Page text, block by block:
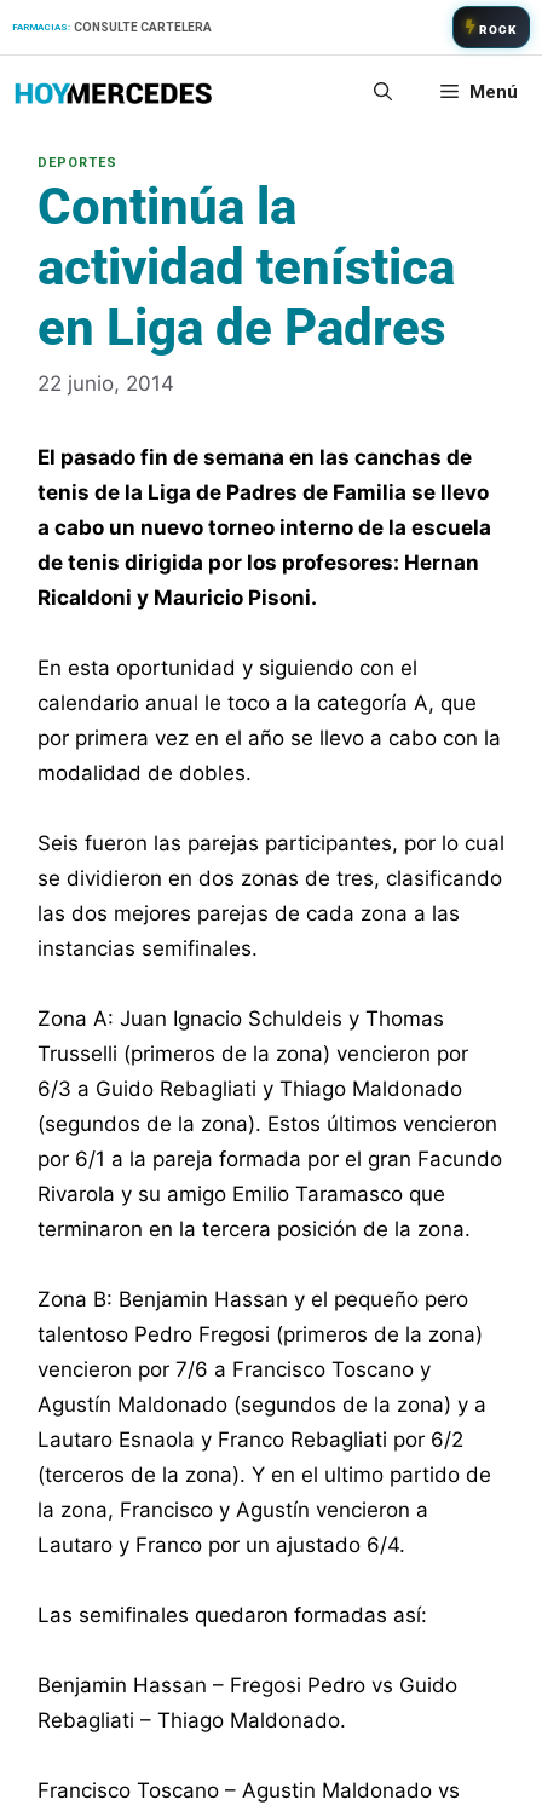
FARMACIAS: CONSULTE CARTELERA ROCK
Menú
Continúa la
actividad tenística
en Liga de Padres
22 junio, 2014
El pasado fin de semana en las canchas de
tenis de la Liga de Padres de Familia se llevo
a cabo un nuevo torneo interno de la escuela
de tenis dirigida por los profesores: Hernan
Ricaldoni y Mauricio Pisoni.
En esta oportunidad y siguiendo con el
calendario anual le toco a la categoría A, que
por primera vez en el año se llevo a cabo con la
modalidad de dobles.
Seis fueron las parejas participantes, por lo cual
se dividieron en dos zonas de tres, clasificando
las dos mejores parejas de cada zona a las
instancias semifinales.
Zona A: Juan Ignacio Schuldeis y Thomas
Trusselli (primeros de la zona) vencieron por
6/3 a Guido Rebagliati y Thiago Maldonado
(segundos de la zona). Estos últimos vencieron
por 6/1 a la pareja formada por el gran Facundo
Rivarola y su amigo Emilio Taramasco que
terminaron en la tercera posición de la zona.
Zona B: Benjamin Hassan y el pequeño pero
talentoso Pedro Fregosi (primeros de la zona)
vencieron por 7/6 a Francisco Toscano y
Agustín Maldonado (segundos de la zona) y a
Lautaro Esnaola y Franco Rebagliati por 6/2
(terceros de la zona). Y en el ultimo partido de
la zona, Francisco y Agustín vencieron a
Lautaro y Franco por un ajustado 6/4.
Las semifinales quedaron formadas así:
Benjamin Hassan – Fregosi Pedro vs Guido
Rebagliati – Thiago Maldonado.
Francisco Toscano – Agustin Maldonado vs